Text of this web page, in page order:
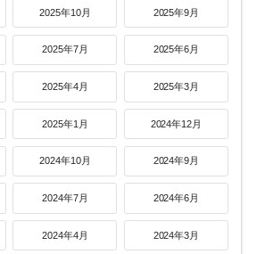
2025年10月 2025年9月
2025年7月 2025年6月
2025年4月 2025年3月
2025年1月 2024年12月
2024年10月 2024年9月
2024年7月 2024年6月
2024年4月 2024年3月